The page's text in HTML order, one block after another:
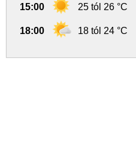
15:00 25 tól 26 °C
18:00 18 tól 24 °C